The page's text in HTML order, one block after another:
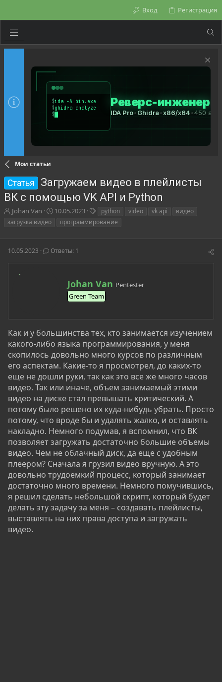
Вход Регистрация
Мои статьи
Статья
Загружаем видео в плейлисты
ВК с помощью VK API и Python
А
в
о
т
е
Johan Van
Д
а
а
ч
10.05.2023
е
и
python video vk api
видео
загрузка видео
программирование
10.05.2023 Ответы: 1
А
в
т
р
Johan Van Pentester
Green Team
Как и у большинства тех, кто занимается изучением
какого-либо языка программирования, у меня
скопилось довольно много курсов по различным
его аспектам. Какие-то я просмотрел, до каких-то
еще не дошли руки, так как это все же много часов
видео. Так или иначе, объем занимаемый этими
видео на диске стал превышать критический. А
потому было решено их куда-нибудь убрать. Просто
потому, что вроде бы и удалять жалко, и оставлять
накладно. Немного подумав, я вспомнил, что ВК
позволяет загружать достаточно большие объемы
видео. Чем не облачный диск, да еще с удобным
плеером? Сначала я грузил видео вручную. А это
довольно трудоемкий процесс, который занимает
достаточно много времени. Немного помучившись,
я решил сделать небольшой скрипт, который будет
делать эту задачу за меня – создавать плейлисты,
выставлять на них права доступа и загружать
видео.